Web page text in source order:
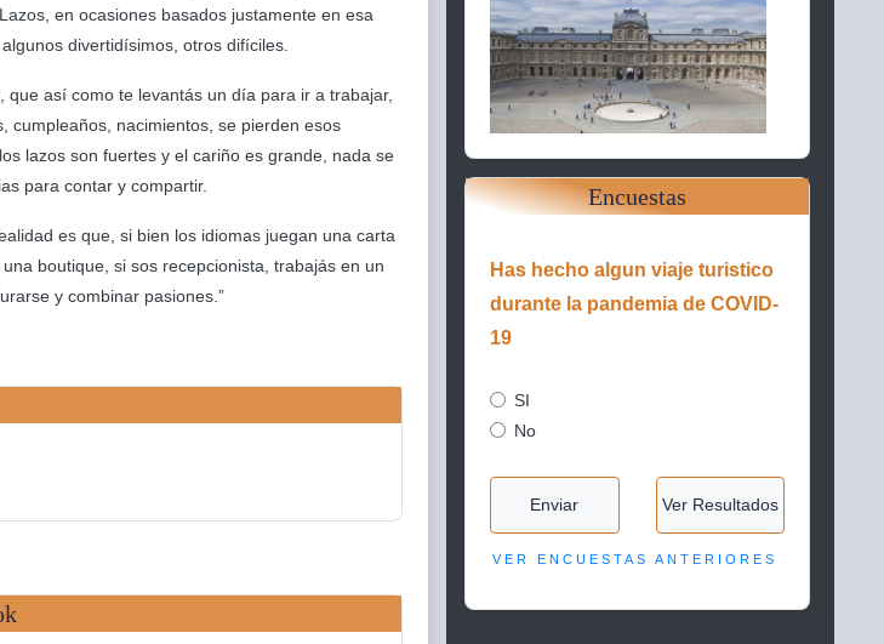
en ocasiones basados justamente en esa
divertidísimos, otros difíciles.
que así como te levantás un día para ir a trabajar,
cumpleaños, nacimientos, se pierden esos
lazos son fuertes y el cariño es grande, nada se
para contar y compartir.
es que, si bien los idiomas juegan una carta
boutique, si sos recepcionista, trabajás en un
y combinar pasiones.”
Encuestas
Has hecho algun viaje turistico
durante la pandemia de COVID-
19
SI
No
Enviar Ver Resultados
VER ENCUESTAS ANTERIORES